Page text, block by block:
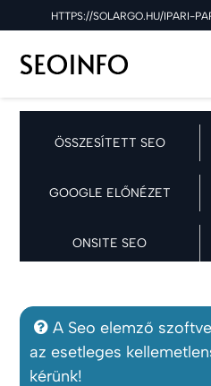
ÖSSZESÍTETT SEO
GOOGLE ELŐNÉZET
ONSITE SEO
A Seo elemző
az esetleges
kérünk!